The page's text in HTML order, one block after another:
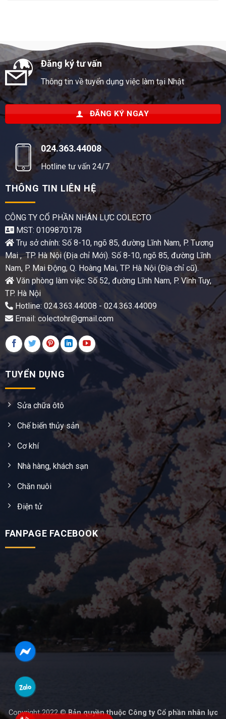
Đăng ký tư vấn
Thông tin về tuyển dụng việc làm tại Nhật
ĐĂNG KÝ NGAY
024.363.44008
Hotline tư vấn 24/7
THÔNG TIN LIÊN HỆ
CÔNG TY CỔ PHẦN NHÂN LỰC COLECTO
MST: 0109870178
Trụ sở chính: Số 8-10, ngõ 85, đường Lĩnh Nam, P. Tương
Mai , TP. Hà Nội (Địa chỉ Mới). Số 8-10, ngõ 85, đường Lĩnh
Nam, P. Mai Động, Q. Hoàng Mai, TP. Hà Nội (Địa chỉ cũ).
Văn phòng làm việc: Số 52, đường Lĩnh Nam, P. Vĩnh Tuy,
TP. Hà Nội
Hotline: 024.363.44008 - 024.363.44009
Email: colectohr@gmail.com
TUYỂN DỤNG
Sửa chữa ôtô
Chế biến thủy sản
Cơ khí
Nhà hàng, khách sạn
Chăn nuôi
Điện tử
FANPAGE FACEBOOK
Copyright 2022 ©Bản quyền thuộc Công ty Cổ phần nhân lực